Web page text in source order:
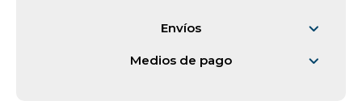
Envíos
Medios de pago